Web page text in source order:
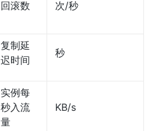
回滚数 次/秒
复制延
迟时间
秒
实例每
秒入流
量
KB/s